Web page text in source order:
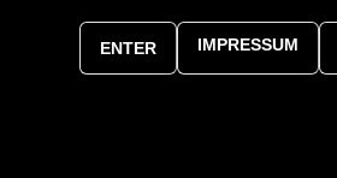
ENTER IMPRESSUM